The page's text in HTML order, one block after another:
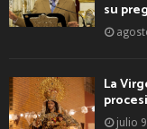
su
La
julio